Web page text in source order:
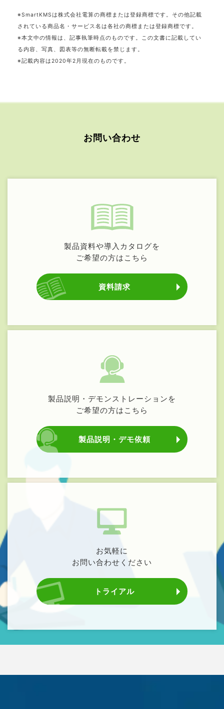
※SmartKMSは株式会社電算の商標または登録商標です。その他記載
されている商品名・サービス名は各社の商標または登録商標です。
※本文中の情報は、記事執筆時点のものです。この文書に記載してい
る内容、写真、図表等の無断転載を禁じます。
※記載内容は2020年2月現在のものです。
お問い合わせ
製品資料や導入カタログを
ご希望の方はこちら
資料請求
製品説明・デモンストレーションを
ご希望の方はこちら
製品説明・デモ依頼
お気軽に
お問い合わせください
トライアル